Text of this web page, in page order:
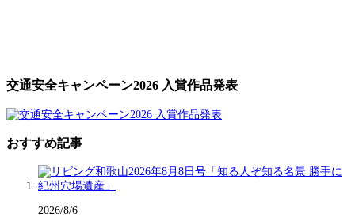
交通安全キャンペーン2026 入賞作品発表
おすすめ記事
2026/8/6